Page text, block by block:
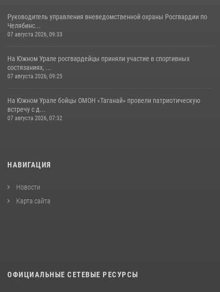
Руководитель управления вневедомственной охраны Росгвардии по
Челябинс...
07 августа 2026, 09:33
На Южном Урале росгвардейцы приняли участие в спортивных
состязаниях, ...
07 августа 2026, 09:25
На Южном Урале бойцы ОМОН «Таганай» провели патриотическую
встречу с д...
07 августа 2026, 07:32
НАВИГАЦИЯ
Новости
Карта сайта
ОФИЦИАЛЬНЫЕ СЕТЕВЫЕ РЕСУРСЫ